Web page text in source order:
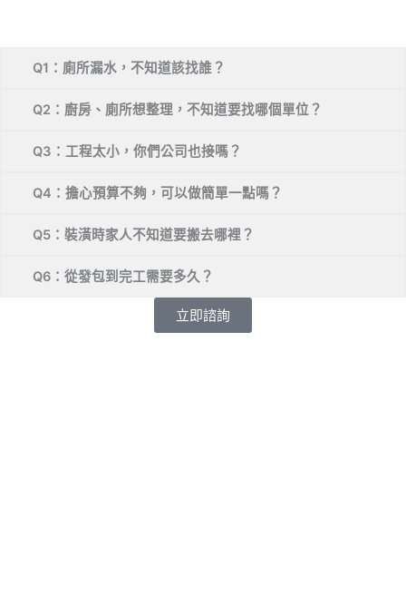
Q1：廁所漏水，不知道該找誰？
Q2：廚房、廁所想整理，不知道要找哪個單位？
Q3：工程太小，你們公司也接嗎？
Q4：擔心預算不夠，可以做簡單一點嗎？
Q5：裝潢時家人不知道要搬去哪裡？
Q6：從發包到完工需要多久？
立即諮詢